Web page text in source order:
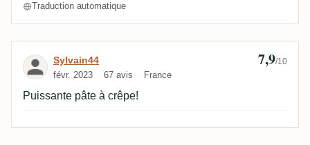
Traduction automatique
Avis de Sylvain44
Sylvain44
févr. 2023 67 avis France
7,9/10
Puissante pâte à crêpe!